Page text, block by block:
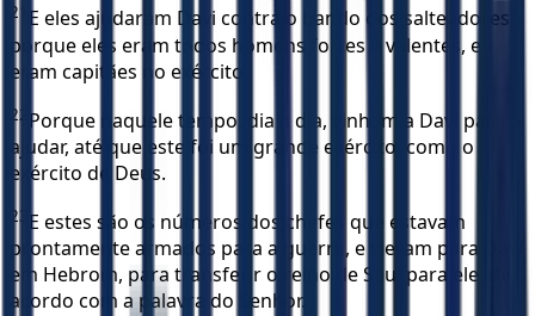
21
E eles ajudaram Davi contra o bando dos salteadores;
porque eles eram todos homens fortes e valentes, e
eram capitães no exército.
22 Porque naquele tempo, dia a dia, vinham a Davi para o
ajudar, até que este foi um grande exército, como o
exército de Deus.
23 E estes são os números dos chefes que estavam
prontamente armados para a guerra, e vieram para Davi
em Hebrom, para transferir o reino de Saul para ele, de
acordo com a palavra do Senhor.